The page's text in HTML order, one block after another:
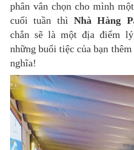
phân vân chọn cho mình
cuối tuần thì Nhà Hàng
chắn sẽ là một địa điểm
những buổi tiệc của bạn
nghĩa!